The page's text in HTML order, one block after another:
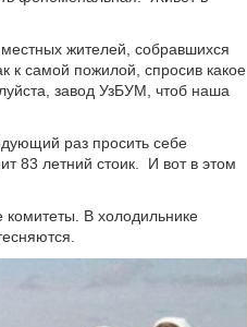
жителей, собравшихся
к самой пожилой, спросив какое
завод УзБУМ, чтоб наша
раз просить себе
83 летний стоик. И вот в этом
В холодильнике